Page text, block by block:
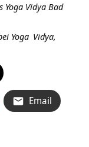
Yoga Vidya Bad
Yoga Vidya,
Email